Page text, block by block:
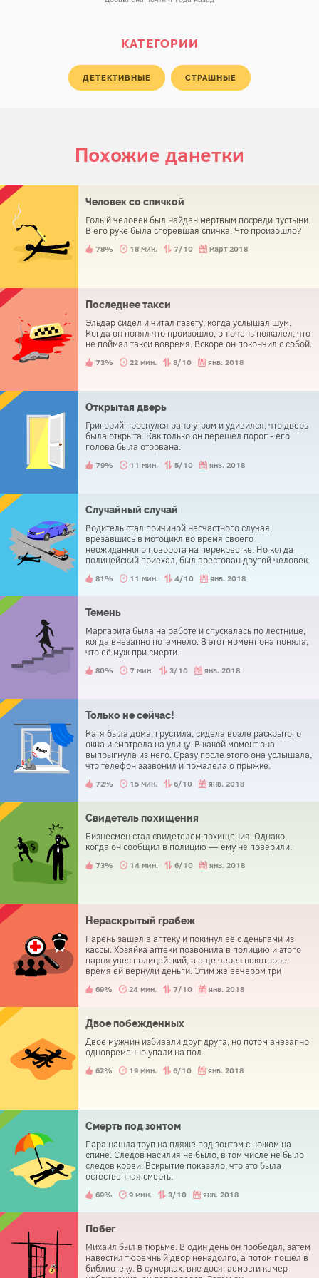
КАТЕГОРИИ
ДЕТЕКТИВНЫЕ СТРАШНЫЕ
Похожие данетки
Человек со спичкой
Голый человек был найден мертвым посреди пустыни.
В его руке была сгоревшая спичка. Что произошло?
78% 18 мин. 7/10 март 2018
Последнее такси
Эльдар сидел и читал газету, когда услышал шум.
Когда он понял что произошло, он очень пожалел, что
не поймал такси вовремя. Вскоре он покончил с собой.
73% 22 мин. 8/10 янв. 2018
Открытая дверь
Григорий проснулся рано утром и удивился, что дверь
была открыта. Как только он перешел порог - его
голова была оторвана.
79% 11 мин. 5/10 янв. 2018
Случайный случай
Водитель стал причиной несчастного случая,
врезавшись в мотоцикл во время своего
неожиданного поворота на перекрестке. Но когда
полицейский приехал, был арестован другой человек.
81% 11 мин. 4/10 янв. 2018
Темень
Маргарита была на работе и спускалась по лестнице,
когда внезапно потемнело. В этот момент она поняла,
что её муж при смерти.
80% 7 мин. 3/10 янв. 2018
Только не сейчас!
Катя была дома, грустила, сидела возле раскрытого
окна и смотрела на улицу. В какой момент она
выпрыгнула из него. Сразу после этого она услышала,
что телефон зазвонил и пожалела о прыжке.
72% 15 мин. 6/10 янв. 2018
Свидетель похищения
Бизнесмен стал свидетелем похищения. Однако,
когда он сообщил в полицию — ему не поверили.
73% 14 мин. 6/10 янв. 2018
Нераскрытый грабеж
Парень зашел в аптеку и покинул её с деньгами из
кассы. Хозяйка аптеки позвонила в полицию и этого
парня увез полицейский, а еще через некоторое
время ей вернули деньги. Этим же вечером три
о краже.
69% 24 мин. 7/10 янв. 2018
Двое побежденных
Двое мужчин избивали друг друга, но потом внезапно
одновременно упали на пол.
62% 19 мин. 6/10 янв. 2018
Смерть под зонтом
Пара нашла труп на пляже под зонтом с ножом на
спине. Следов насилия не было, в том числе не было
следов крови. Вскрытие показало, что это была
естественная смерть.
69% 9 мин. 3/10 янв. 2018
Побег
Михаил был в тюрьме. В один день он пообедал, затем
навестил тюремный двор ненадолго, а потом пошел в
библиотеку. В сумерках, вне досягаемости камер